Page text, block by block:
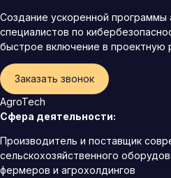
Создание ускоренной программы
специалистов по
быстрое включение в проектную
Заказать звонок
AgroTech
Сфера деятельности:
Производитель и поставщик
сельскохозяйственного
фермеров и агрохолдингов